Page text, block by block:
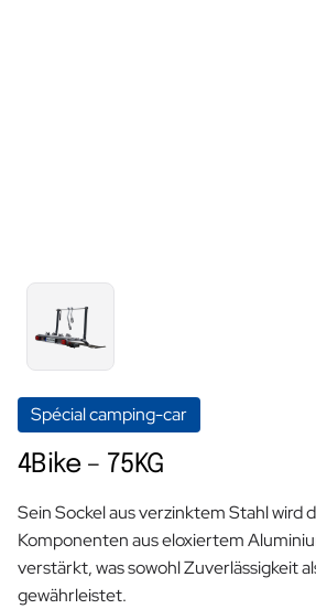
Spécial camping-car
4Bike – 75KG
Sein Sockel aus verzinktem Stahl wird
Komponenten aus eloxiertem
verstärkt, was sowohl Zuverlässigkeit
gewährleistet.